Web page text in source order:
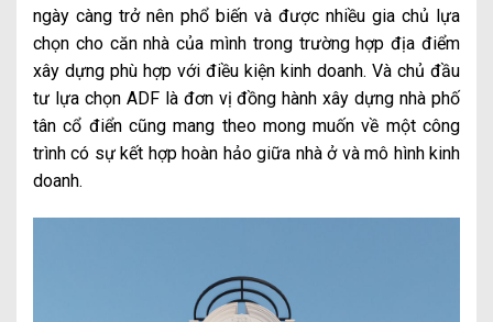
ngày càng trở nên phổ biến và được nhiều gia chủ lựa
chọn cho căn nhà của mình trong trường hợp địa điểm
xây dựng phù hợp với điều kiện kinh doanh. Và chủ đầu
tư lựa chọn ADF là đơn vị đồng hành xây dựng nhà phố
tân cổ điển cũng mang theo mong muốn về một công
trình có sự kết hợp hoàn hảo giữa nhà ở và mô hình kinh
doanh.